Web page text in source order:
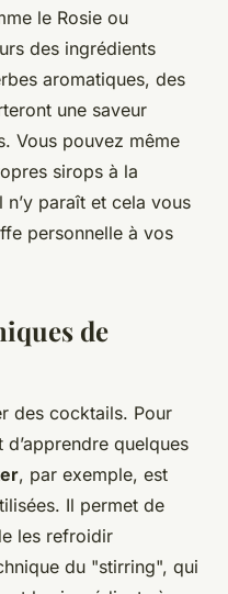
le Rosie ou
des ingrédients
aromatiques, des
une saveur
Vous pouvez même
sirops à la
n’y paraît et cela vous
personnelle à vos
de
des cocktails. Pour
quelques
, par exemple, est
Il permet de
les refroidir
du "stirring", qui